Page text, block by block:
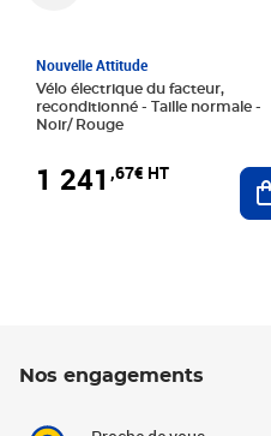
Nouvelle Attitude
Vélo électrique du facteur,
reconditionné - Taille normale -
Noir/ Rouge
1 241 ,67€ HT
Nos engagements